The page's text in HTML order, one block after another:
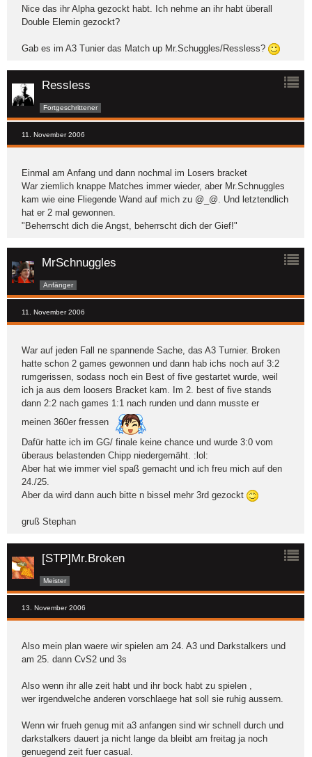
Nice das ihr Alpha gezockt habt. Ich nehme an ihr habt überall
Double Elemin gezockt?
Gab es im A3 Tunier das Match up Mr.Schuggles/Ressless?
Ressless
Fortgeschrittener
11. November 2006
Einmal am Anfang und dann nochmal im Losers bracket
War ziemlich knappe Matches immer wieder, aber Mr.Schnuggles
kam wie eine Fliegende Wand auf mich zu @_@. Und letztendlich
hat er 2 mal gewonnen.
"Beherrscht dich die Angst, beherrscht dich der Gief!"
MrSchnuggles
Anfänger
11. November 2006
War auf jeden Fall ne spannende Sache, das A3 Turnier. Broken
hatte schon 2 games gewonnen und dann hab ichs noch auf 3:2
rumgerissen, sodass noch ein Best of five gestartet wurde, weil
ich ja aus dem loosers Bracket kam. Im 2. best of five stands
dann 2:2 nach games 1:1 nach runden und dann musste er
meinen 360er fressen
Dafür hatte ich im GG/ finale keine chance und wurde 3:0 vom
überaus belastenden Chipp niedergemäht. :lol:
Aber hat wie immer viel spaß gemacht und ich freu mich auf den
24./25.
Aber da wird dann auch bitte n bissel mehr 3rd gezockt
gruß Stephan
[STP]Mr.Broken
Meister
13. November 2006
Also mein plan waere wir spielen am 24. A3 und Darkstalkers und
am 25. dann CvS2 und 3s
Also wenn ihr alle zeit habt und ihr bock habt zu spielen ,
wer irgendwelche anderen vorschlaege hat soll sie ruhig aussern.
Wenn wir frueh genug mit a3 anfangen sind wir schnell durch und
darkstalkers dauert ja nicht lange da bleibt am freitag ja noch
genuegend zeit fuer casual.